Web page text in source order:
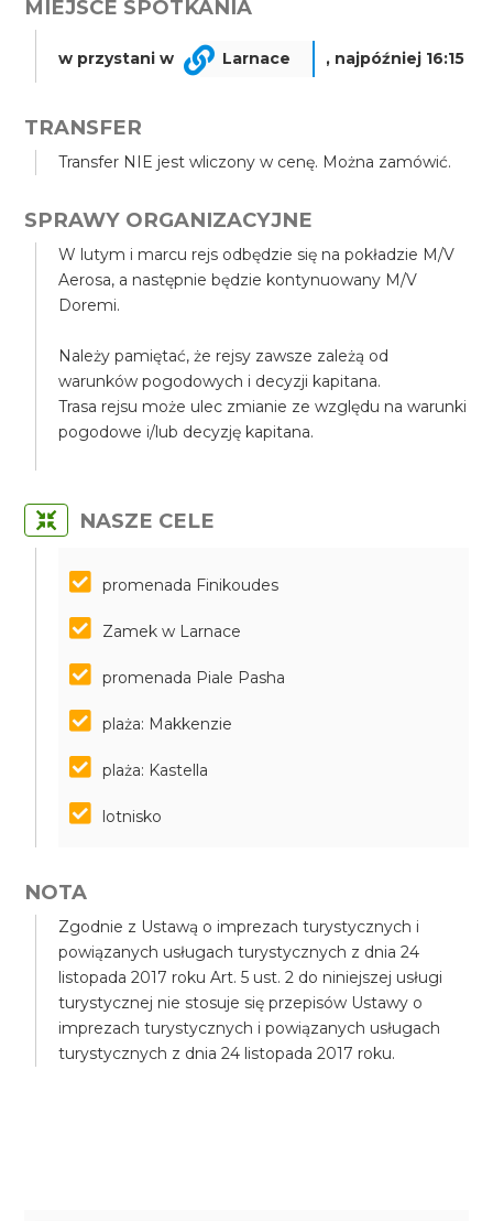
MIEJSCE SPOTKANIA
w przystani w Larnace , najpóźniej 16:15
TRANSFER
Transfer NIE jest wliczony w cenę. Można zamówić.
SPRAWY ORGANIZACYJNE
W lutym i marcu rejs odbędzie się na pokładzie M/V
Aerosa, a następnie będzie kontynuowany M/V
Doremi.
Należy pamiętać, że rejsy zawsze zależą od
warunków pogodowych i decyzji kapitana.
Trasa rejsu może ulec zmianie ze względu na warunki
pogodowe i/lub decyzję kapitana.
NASZE CELE
promenada Finikoudes
Zamek w Larnace
promenada Piale Pasha
plaża: Makkenzie
plaża: Kastella
lotnisko
NOTA
Zgodnie z Ustawą o imprezach turystycznych i
powiązanych usługach turystycznych z dnia 24
listopada 2017 roku Art. 5 ust. 2 do niniejszej usługi
turystycznej nie stosuje się przepisów Ustawy o
imprezach turystycznych i powiązanych usługach
turystycznych z dnia 24 listopada 2017 roku.